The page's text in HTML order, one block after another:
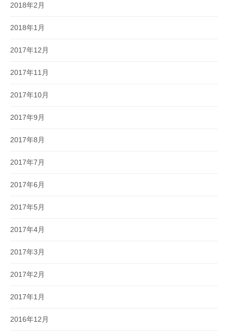
2018年2月
2018年1月
2017年12月
2017年11月
2017年10月
2017年9月
2017年8月
2017年7月
2017年6月
2017年5月
2017年4月
2017年3月
2017年2月
2017年1月
2016年12月